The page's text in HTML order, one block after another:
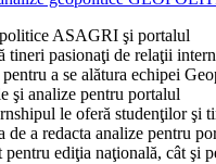
ASAGRI şi portalul
pasionaţi de relaţii
a se alătura echipei
şi analize pentru portalul
le oferă studenţilor şi
de a redacta analize pentru
ediţia naţională, cât şi